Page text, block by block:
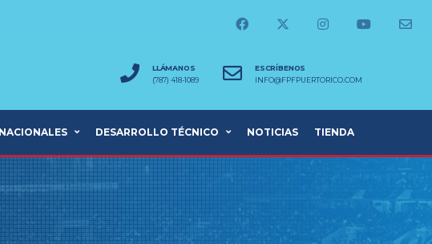
LLÁMANOS
(787) 418-1089
ESCRÍBENOS
INFO@FPFPUERTORICO.COM
DESARROLLO TÉCNICO NOTICIAS TIENDA